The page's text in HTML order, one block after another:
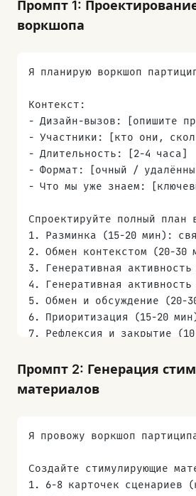
Промпт 1:
воркшопа
Я планирую воркшоп
Контекст:
- Дизайн-вызов: [опишите
- Участники: [кто они,
- Длительность: [2-4 часа]
- Формат: [очный /
- Что мы уже знаем:
Спроектируйте полный план
1. Разминка (15-20 мин):
2. Обмен контекстом (20-30
3. Генеративная
4. Генеративная
5. Обмен и обсуждение (20-
6. Приоритизация (15-20
7. Рефлексия и закрытие
Для каждой активности
- Пошаговые инструкции для
- Советы по управлению
Промпт 2: Генерация
материалов
Я провожу воркшоп
Создайте стимулирующие
1. 6-8 карточек сценариев